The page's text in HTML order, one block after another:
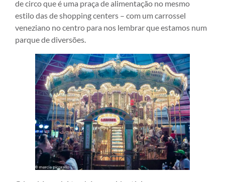
de circo que é uma praça de alimentação no mesmo
estilo das de shopping centers – com um carrossel
veneziano no centro para nos lembrar que estamos num
parque de diversões.